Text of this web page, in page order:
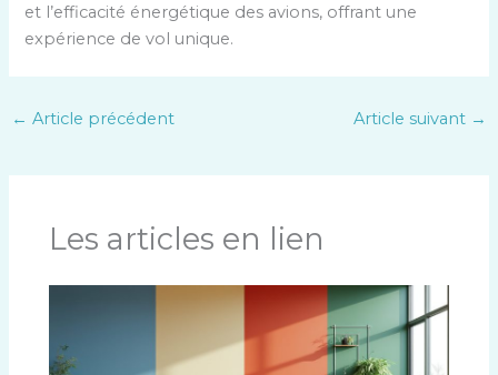
et l’efficacité énergétique des avions, offrant une
expérience de vol unique.
← Article précédent Article suivant →
Les articles en lien